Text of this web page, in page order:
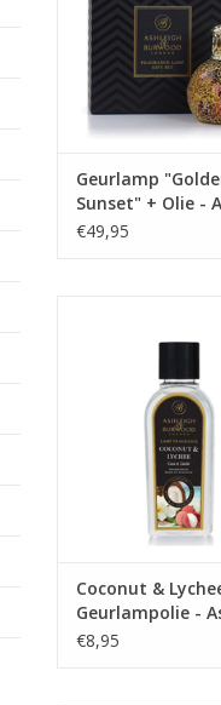
kleurrijk effect. Door
van deze
schittert de lamp
beweging en
TOEVOEGEN AAN
Geurlamp
Sunset" + Olie -
& Burwood
€49,95
van exotische
TOEVOEGEN AAN
Coconut &
Geurlampolie -
& Burwood
€8,95